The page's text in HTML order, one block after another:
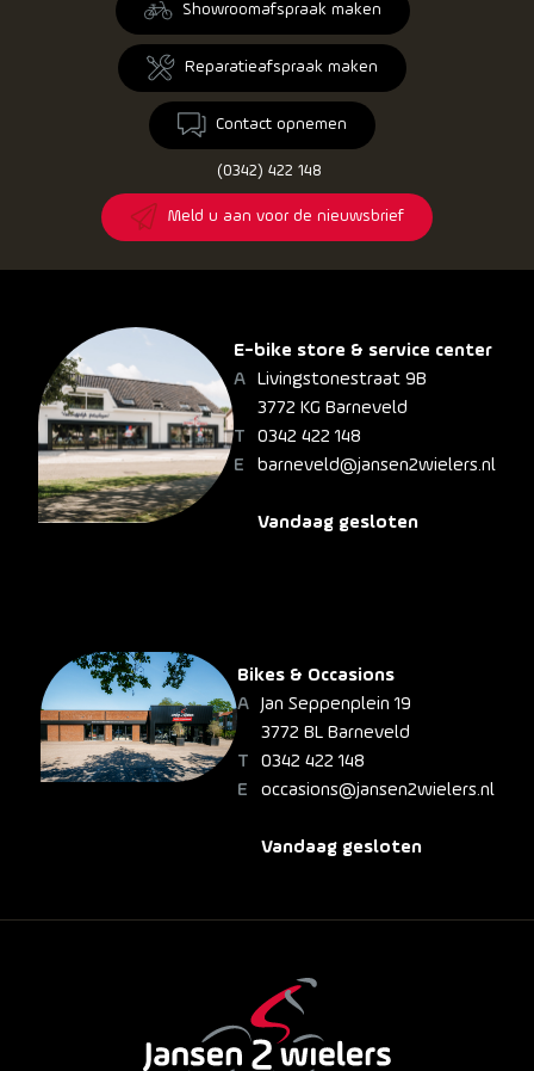
Showroomafspraak maken
Reparatieafspraak maken
Contact opnemen
(0342) 422 148
Meld u aan voor de nieuwsbrief
E-bike store & service center
Livingstonestraat 9B
3772 KG Barneveld
0342 422 148
barneveld@jansen2wielers.nl
Vandaag gesloten
Bikes & Occasions
Jan Seppenplein 19
3772 BL Barneveld
0342 422 148
occasions@jansen2wielers.nl
Vandaag gesloten